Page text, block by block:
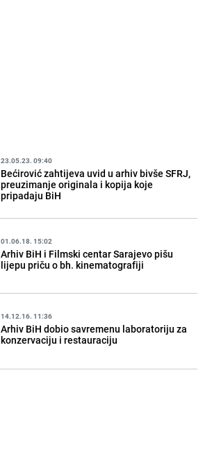
23.05.23. 09:40
Bećirović zahtijeva uvid u arhiv bivše SFRJ,
preuzimanje originala i kopija koje
pripadaju BiH
01.06.18. 15:02
Arhiv BiH i Filmski centar Sarajevo pišu
lijepu priču o bh. kinematografiji
14.12.16. 11:36
Arhiv BiH dobio savremenu laboratoriju za
konzervaciju i restauraciju